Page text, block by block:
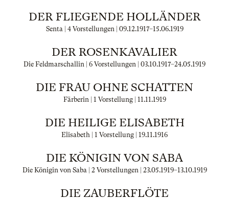
DER FLIEGENDE HOLLÄNDER
Senta | 4 Vorstellungen | 09.12.1917–15.06.1919
DER ROSENKAVALIER
Die Feldmarschallin | 6 Vorstellungen | 03.10.1917–24.05.1919
DIE FRAU OHNE SCHATTEN
Färberin | 1 Vorstellung | 11.11.1919
DIE HEILIGE ELISABETH
Elisabeth | 1 Vorstellung | 19.11.1916
DIE KÖNIGIN VON SABA
Die Königin von Saba | 2 Vorstellungen | 23.05.1919–13.10.1919
DIE ZAUBERFLÖTE